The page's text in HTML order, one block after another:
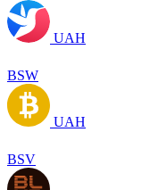
UAH
BSW
UAH
BSV